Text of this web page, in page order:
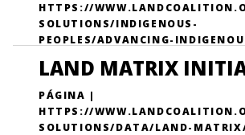
HTTPS://
SOLUTIONS/INDIGENOUS-
PEOPLES/ADVANCING-
EVIDENCE-BASED-ADVOCACY/
LAND MATRIX
PÁGINA |
HTTPS://
SOLUTIONS/DATA/LAND-